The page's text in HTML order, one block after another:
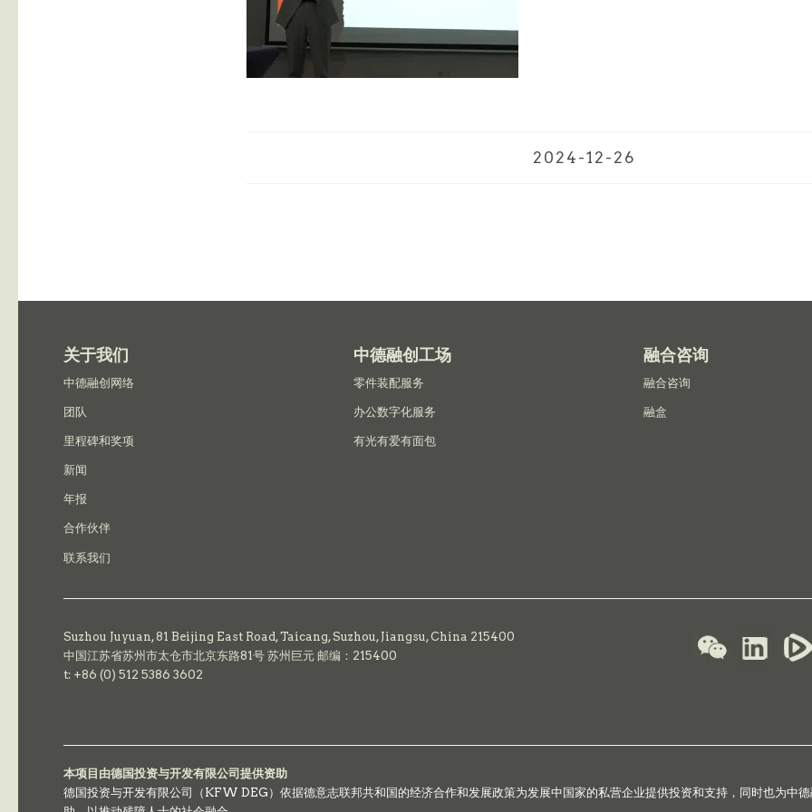
2024-12-26
关于我们
中德融创网络
团队
里程碑和奖项
新闻
年报
合作伙伴
联系我们
中德融创工场
零件装配服务
办公数字化服务
有光有爱有面包
融合咨询
融合咨询
融盒
Suzhou Juyuan, 81 Beijing East Road,Taicang,Suzhou, Jiangsu, China 215400
中国江苏省苏州市太仓市北京东路81号 苏州巨元 邮编：215400
t: +86 (0) 512 5386 3602
本项目由德国投资与开发有限公司提供资助
德国投资与开发有限公司（KFW DEG）依据德意志联邦共和国的经济合作和发展政策为发展中国家的私营企业提供投资和支持，同时也为中